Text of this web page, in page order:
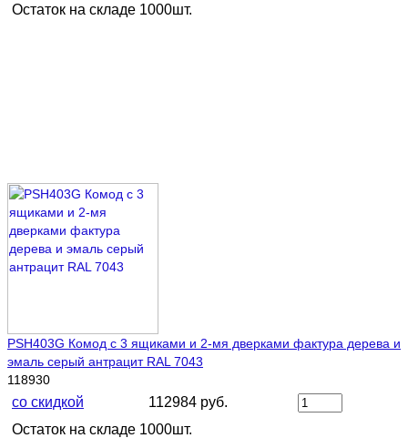
Остаток на складе 1000шт.
PSH403G Комод с 3 ящиками и 2-мя дверками фактура дерева и
эмаль серый антрацит RAL 7043
118930
со скидкой
112984 руб.
Остаток на складе 1000шт.